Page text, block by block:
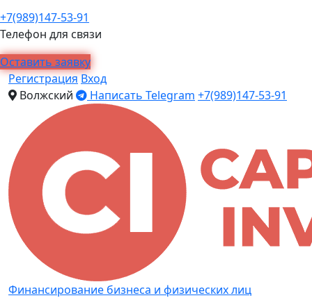
+7(989)147-53-91
Телефон для связи
Оставить заявку
РегистрацияВход
Волжский
Написать Telegram +7(989)147-53-91
Финансирование бизнеса и физических лиц